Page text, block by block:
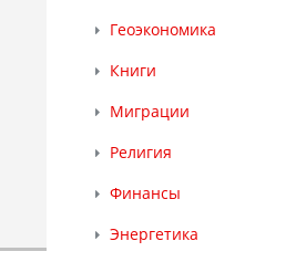
Геоэкономика
Книги
Миграции
Религия
Финансы
Энергетика